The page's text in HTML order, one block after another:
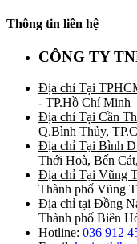
Thông tin liên hệ
CÔNG TY
Địa chỉ Tại
- TP.Hồ Chí Minh
Địa chỉ Tại Cần
Q.Bình Thủy,
Địa chỉ Tại Bình
Thới Hoà, Bến
Địa chỉ Tại Vũng
Thành phố Vũng
Địa chỉ tại Đồng
Thành phố Biên
Hotline: 036 912